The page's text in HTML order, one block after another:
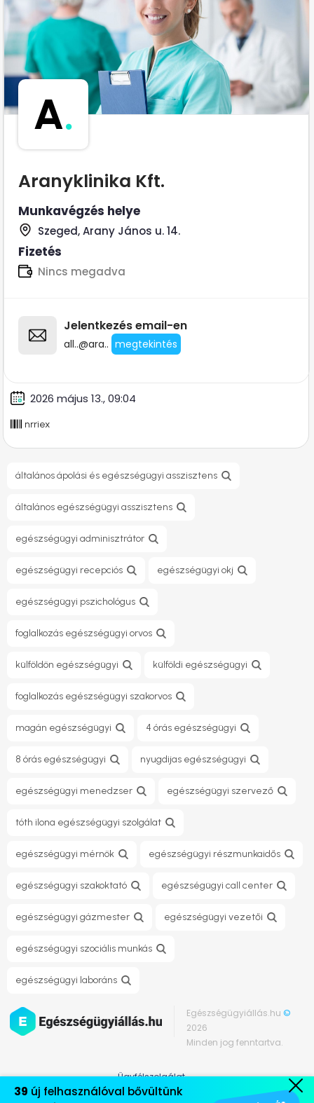
A.
Aranyklinika Kft.
Munkavégzés helye
Szeged, Arany János u. 14.
Fizetés
Nincs megadva
Jelentkezés email-en
all..@ara.. megtekintés
2026 május 13., 09:04
nrriex
általános ápolási és egészségügyi asszisztens
általános egészségügyi asszisztens
egészségügyi adminisztrátor
egészségügyi recepciós egészségügyi okj
egészségügyi pszichológus
foglalkozás egészségügyi orvos
külföldön egészségügyi külföldi egészségügyi
foglalkozás egészségügyi szakorvos
magán egészségügyi 4 órás egészségügyi
8 órás egészségügyi nyugdijas egészségügyi
egészségügyi menedzser egészségügyi szervező
tóth ilona egészségügyi szolgálat
egészségügyi mérnök egészségügyi részmunkaidős
egészségügyi szakoktató egészségügyi call center
egészségügyi gázmester egészségügyi vezetői
egészségügyi szociális munkás
egészségügyi laboráns
Egészségügyiállás.hu©
2026
Minden jog fenntartva.
Ügyfélszolgálat
Médiaajánlat
39 új felhasználóval bővültünk